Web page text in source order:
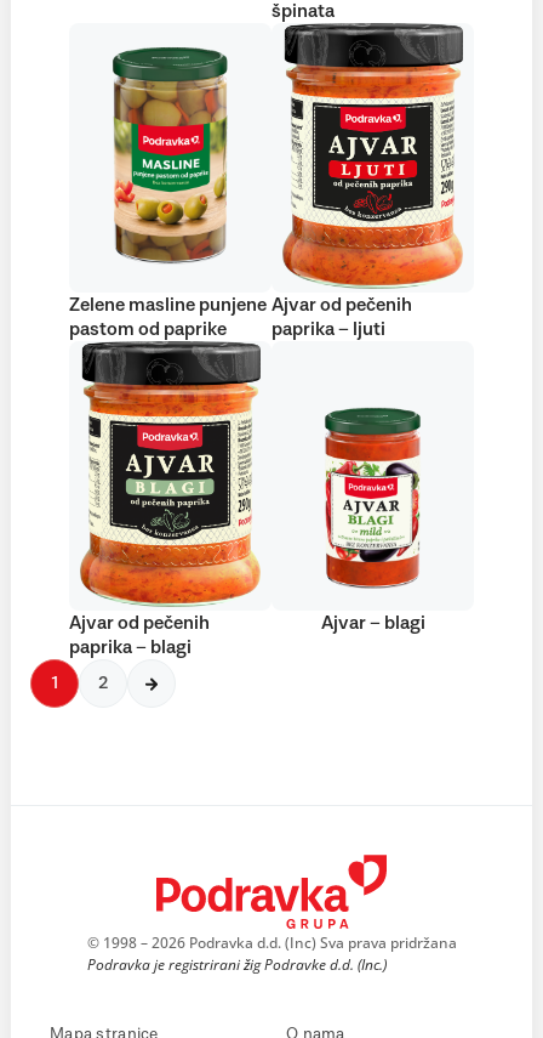
špinata
Zelene masline punjene
pastom od paprike
Ajvar od pečenih
paprika – ljuti
Ajvar od pečenih
paprika – blagi
Ajvar – blagi
1 2
© 1998 – 2026 Podravka d.d. (Inc) Sva prava pridržana
Podravka je registrirani žig Podravke d.d. (Inc.)
Mapa stranice O nama